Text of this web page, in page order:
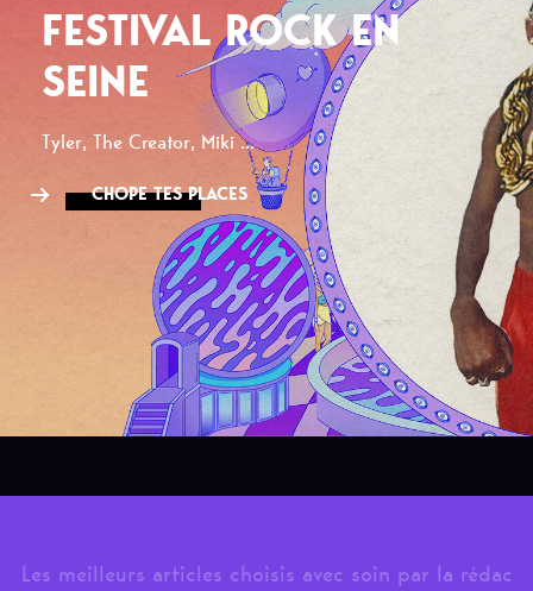
FESTIVAL ROCK EN
SEINE
Tyler, The Creator, Miki ...
CHOPE TES PLACES
Les meilleurs articles choisis avec soin par la rédac